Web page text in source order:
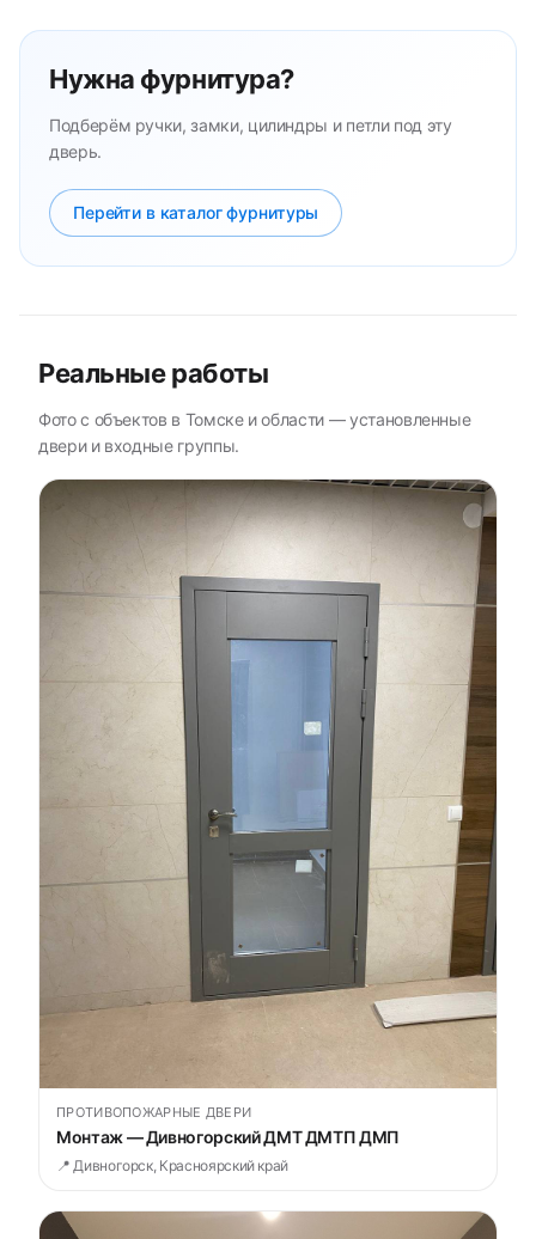
Нужна фурнитура?
Подберём ручки, замки, цилиндры и петли под эту
дверь.
Перейти в каталог фурнитуры
Реальные работы
Фото с объектов в Томске и области — установленные
двери и входные группы.
ПРОТИВОПОЖАРНЫЕ ДВЕРИ
Монтаж — Дивногорский ДМТ ДМТП ДМП
📍 Дивногорск, Красноярский край